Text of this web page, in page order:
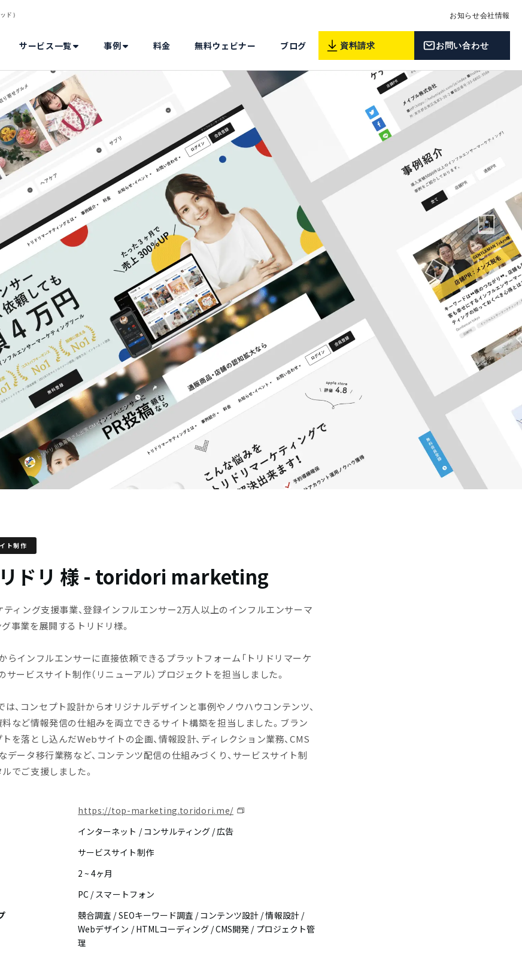
ド） お知らせ会社情報
サービス一覧 事例 料金 無料ウェビナー ブログ 資料請求 お問い合わせ
ト制作
ドリ 様 - toridori marketing
ィング支援事業、登録インフルエンサー2万人以上のインフルエンサーマ
事業を展開するトリドリ様。
らインフルエンサーに直接依頼できるプラットフォーム「トリドリマーケ
サービスサイト制作（リニューアル）プロジェクトを担当しました。
、コンセプト設計からオリジナルデザインと事例やノウハウコンテンツ、
など情報発信の仕組みを両立できるサイト構築を担当しました。ブラン
を落とし込んだWebサイトの企画、情報設計、ディレクション業務、CMS
データ移行業務など、コンテンツ配信の仕組みづくり、サービスサイト制
でご支援しました。
https://top-marketing.toridori.me/
インターネット / コンサルティング / 広告
サービスサイト制作
2 ~ 4ヶ月
PC / スマートフォン
競合調査 / SEOキーワード調査 / コンテンツ設計 / 情報設計 /
Webデザイン / HTMLコーディング / CMS開発 / プロジェクト管
理